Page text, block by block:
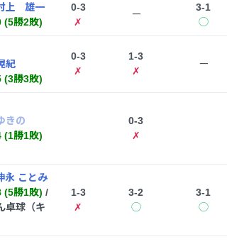
上 雄一
(5勝2敗)
0-3
✗
ー
3-1
◯
紀
(3勝3敗)
0-3
✗
1-3
✗
ー
きの
(1勝1敗)
0-3
✗
永 ことみ
(5勝1敗) /
卓球（キ
1-3
✗
3-2
◯
3-1
◯